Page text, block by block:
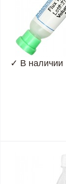
✓ В наличии